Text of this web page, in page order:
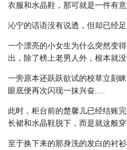
衣服和水晶鞋，那可就是一件有
沁宁的话语没有说透，但却已经足
一个漂亮的小女生为什么突然变
出，除了榜上老男人外，根本就没
一旁原本还跃跃欲试的校草立刻
眼底便再次闪现一抹兴奋……
此时，柜台前的楚馨儿已经结账
长裙和水晶鞋脱下，而是就这般穿
至于换下来的那身洗的发白的衬